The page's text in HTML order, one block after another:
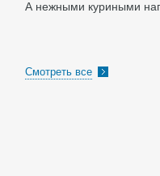
А нежными куриными
Смотреть все